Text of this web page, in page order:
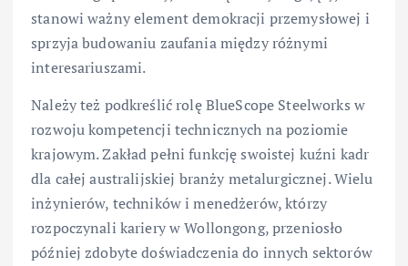
stanowi ważny element demokracji przemysłowej i
sprzyja budowaniu zaufania między różnymi
interesariuszami.
Należy też podkreślić rolę BlueScope Steelworks w
rozwoju kompetencji technicznych na poziomie
krajowym. Zakład pełni funkcję swoistej kuźni kadr
dla całej australijskiej branży metalurgicznej. Wielu
inżynierów, techników i menedżerów, którzy
rozpoczynali kariery w Wollongong, przeniosło
później zdobyte doświadczenia do innych sektorów